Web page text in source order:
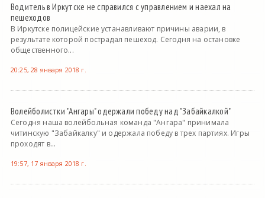
Водитель в Иркутске не справился с управлением и наехал на
пешеходов
В Иркутске полицейские устанавливают причины аварии, в
результате которой пострадал пешеход. Сегодня на остановке
общественного...
20:25, 28 января 2018 г.
Волейболистки "Ангары" одержали победу над "Забайкалкой"
Сегодня наша волейбольная команда "Ангара" принимала
читинскую "Забайкалку" и одержала победу в трех партиях. Игры
проходят в...
19:57, 17 января 2018 г.